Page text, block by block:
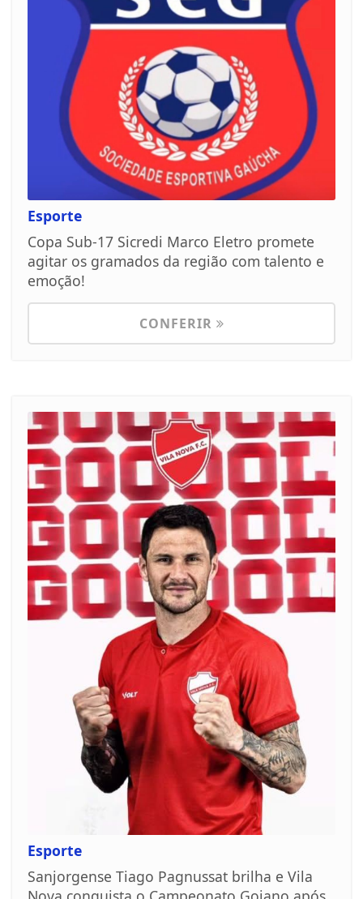
Esporte
Copa Sub-17 Sicredi Marco Eletro promete
agitar os gramados da região com talento e
emoção!
CONFERIR
Esporte
Sanjorgense Tiago Pagnussat brilha e Vila